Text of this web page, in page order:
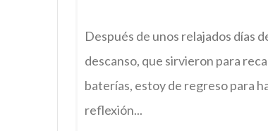
Después de unos relajados días
descanso, que sirvieron para
baterías, estoy de regreso para
reflexión...